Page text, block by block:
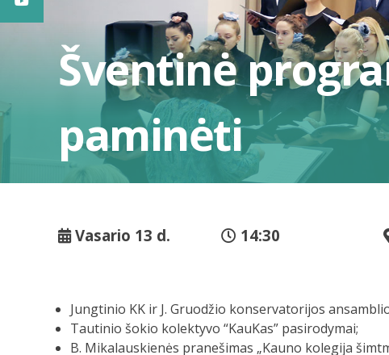
Šventinė
paminėti
Vasario 13 d. 14:30
Jungtinio KK ir J. Gruodžio konservatorijos
Tautinio šokio kolektyvo “KauKas” pasirodymai;
B. Mikalauskienės pranešimas „Kauno kolegija